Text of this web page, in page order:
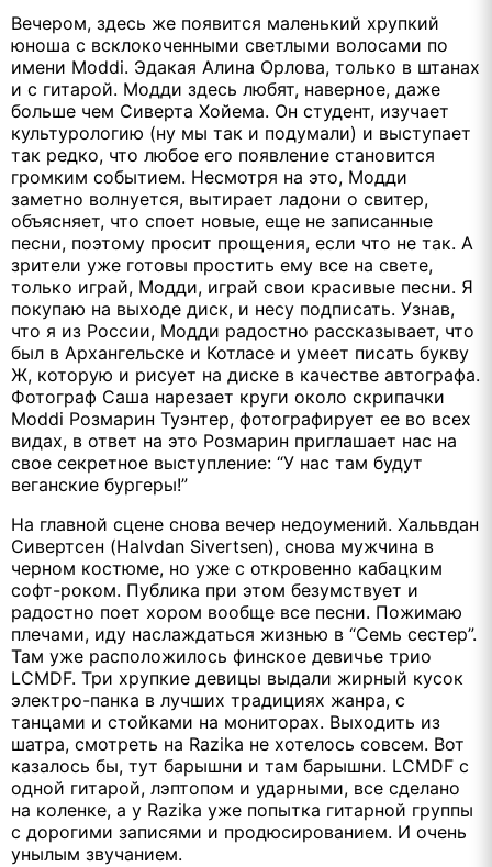
Вечером, здесь же появится маленький хрупкий
юноша с всклокоченными светлыми волосами по
имени Moddi. Эдакая Алина Орлова, только в штанах
и с гитарой. Модди здесь любят, наверное, даже
больше чем Сиверта Хойема. Он студент, изучает
культурологию (ну мы так и подумали) и выступает
так редко, что любое его появление становится
громким событием. Несмотря на это, Модди
заметно волнуется, вытирает ладони о свитер,
объясняет, что споет новые, еще не записанные
песни, поэтому просит прощения, если что не так. А
зрители уже готовы простить ему все на свете,
только играй, Модди, играй свои красивые песни. Я
покупаю на выходе диск, и несу подписать. Узнав,
что я из России, Модди радостно рассказывает, что
был в Архангельске и Котласе и умеет писать букву
Ж, которую и рисует на диске в качестве автографа.
Фотограф Саша нарезает круги около скрипачки
Moddi Розмарин Туэнтер, фотографирует ее во всех
видах, в ответ на это Розмарин приглашает нас на
свое секретное выступление: “У нас там будут
веганские бургеры!”
На главной сцене снова вечер недоумений. Хальвдан
Сивертсен (Halvdan Sivertsen), снова мужчина в
черном костюме, но уже с откровенно кабацким
софт-роком. Публика при этом безумствует и
радостно поет хором вообще все песни. Пожимаю
плечами, иду наслаждаться жизнью в “Семь сестер”.
Там уже расположилось финское девичье трио
LCMDF. Три хрупкие девицы выдали жирный кусок
электро-панка в лучших традициях жанра, с
танцами и стойками на мониторах. Выходить из
шатра, смотреть на Razika не хотелось совсем. Вот
казалось бы, тут барышни и там барышни. LCMDF с
одной гитарой, лэптопом и ударными, все сделано
на коленке, а у Razika уже попытка гитарной группы
с дорогими записями и продюсированием. И очень
унылым звучанием.